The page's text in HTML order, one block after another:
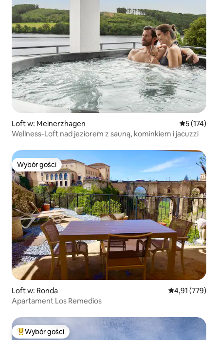
Loft w: Meinerzhagen Średnia
5 (174)
Wellness-Loft nad jeziorem z sauną, kominkiem i jacuzzi
Wybór gości
Wybór gości
Loft w: Ronda Średnia
4,91 (779)
Apartament Los Remedios
Najpopularniejsze z kategorii Wybór gości
Wybór gości